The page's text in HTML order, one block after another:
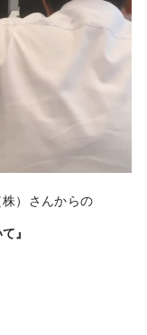
）さんからの
』